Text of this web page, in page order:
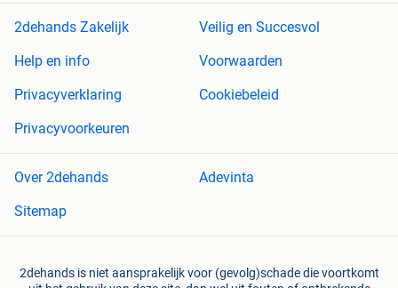
2dehands Zakelijk
Veilig en Succesvol
Help en info
Voorwaarden
Privacyverklaring
Cookiebeleid
Privacyvoorkeuren
Over 2dehands
Adevinta
Sitemap
2dehands is niet aansprakelijk voor (gevolg)schade die voortkomt